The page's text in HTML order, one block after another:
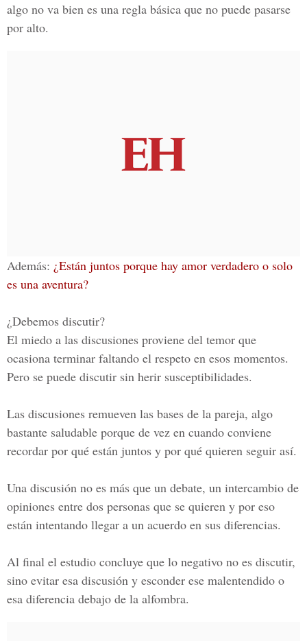
algo no va bien es una regla básica que no puede pasarse
por alto.
Además: ¿Están juntos porque hay amor verdadero o solo
es una aventura?
¿Debemos discutir?
El miedo a las discusiones proviene del temor que
ocasiona terminar faltando el respeto en esos momentos.
Pero se puede discutir sin herir susceptibilidades.
Las discusiones remueven las bases de la pareja, algo
bastante saludable porque de vez en cuando conviene
recordar por qué están juntos y por qué quieren seguir así.
Una discusión no es más que un debate, un intercambio de
opiniones entre dos personas que se quieren y por eso
están intentando llegar a un acuerdo en sus diferencias.
Al final el estudio concluye que lo negativo no es discutir,
sino evitar esa discusión y esconder ese malentendido o
esa diferencia debajo de la alfombra.